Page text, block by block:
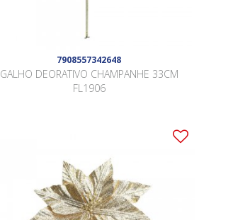
7908557342648
GALHO DEORATIVO CHAMPANHE 33CM
FL1906